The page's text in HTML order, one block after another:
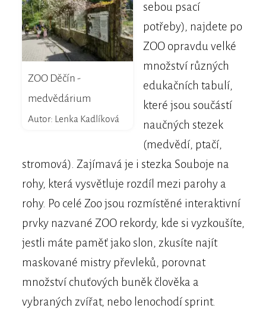
ZOO Děčín -
medvědárium
Autor: Lenka Kadlíková
sebou psací
potřeby), najdete po
ZOO opravdu velké
množství různých
edukačních tabulí,
které jsou součástí
naučných stezek
(medvědí, ptačí,
stromová). Zajímavá je i stezka Souboje na
rohy, která vysvětluje rozdíl mezi parohy a
rohy. Po celé Zoo jsou rozmístěné interaktivní
prvky nazvané ZOO rekordy, kde si vyzkoušíte,
jestli máte paměť jako slon, zkusíte najít
maskované mistry převleků, porovnat
množství chuťových buněk člověka a
vybraných zvířat, nebo lenochodí sprint.